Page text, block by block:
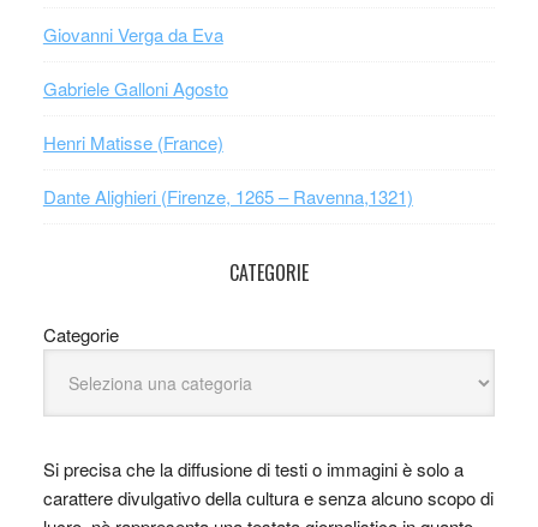
Giovanni Verga da Eva
Gabriele Galloni Agosto
Henri Matisse (France)
Dante Alighieri (Firenze, 1265 – Ravenna,1321)
CATEGORIE
Categorie
Si precisa che la diffusione di testi o immagini è solo a
carattere divulgativo della cultura e senza alcuno scopo di